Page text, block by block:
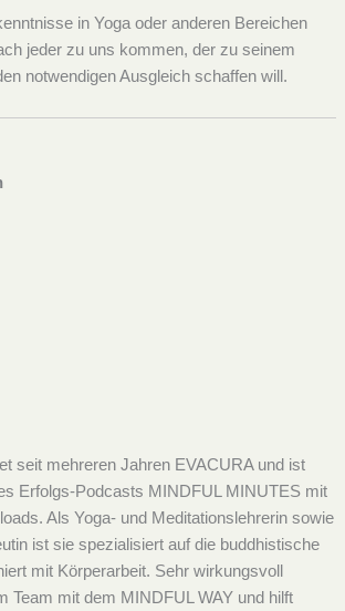
in Yoga oder anderen Bereichen
jeder zu uns kommen, der zu seinem
notwendigen Ausgleich schaffen will.
seit mehreren Jahren EVACURA und ist
Erfolgs-Podcasts MINDFUL MINUTES mit
Als Yoga- und Meditationslehrerin sowie
ist sie spezialisiert auf die buddhistische
mit Körperarbeit. Sehr wirkungsvoll
Team mit dem MINDFUL WAY und hilft